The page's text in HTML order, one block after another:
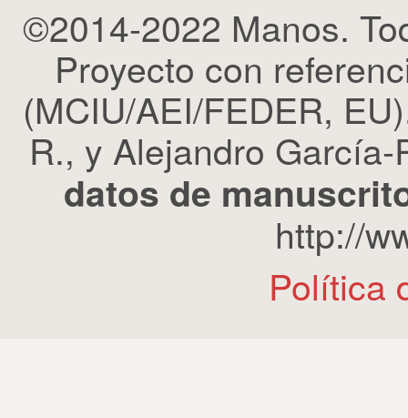
©2014-2022 Manos.
Proyecto con
(MCIU/AEI/FEDER,
R., y Alejandro
datos de
http://
Política